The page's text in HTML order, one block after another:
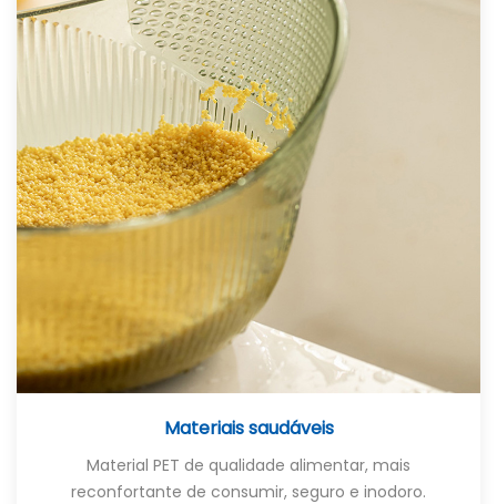
Materiais saudáveis
Material PET de qualidade alimentar, mais
reconfortante de consumir, seguro e inodoro.